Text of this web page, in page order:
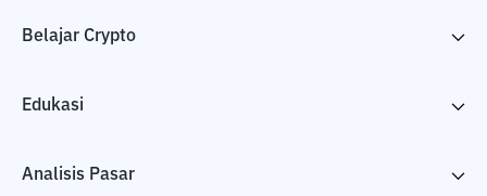
Belajar Crypto
Edukasi
Analisis Pasar